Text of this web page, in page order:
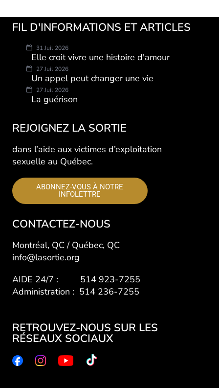
FIL D'INFORMATIONS ET ARTICLES
31 Juil 2026
Elle croit vivre une histoire d'amour
27 Juil 2026
Un appel peut changer une vie
27 Juil 2026
La guérison
REJOIGNEZ LA SORTIE
dans l’aide aux victimes d’exploitation
sexuelle au Québec.
ABONNEZ-VOUS À NOTRE
INFOLETTRE
CONTACTEZ-NOUS
Montréal, QC / Québec, QC
info@lasortie.org
AIDE 24/7 : 514 923-7255
Administration : 514 236-7255
RETROUVEZ-NOUS SUR LES
RÉSEAUX SOCIAUX